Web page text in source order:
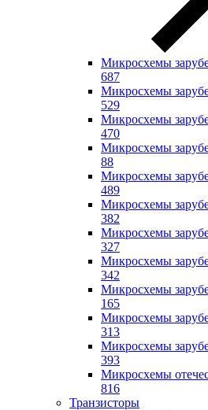
Микросхемы
687
Микросхемы
529
Микросхемы
470
Микросхемы
88
Микросхемы
489
Микросхемы
382
Микросхемы
327
Микросхемы
342
Микросхемы
165
Микросхемы
313
Микросхемы
393
Микросхемы
816
Транзисторы